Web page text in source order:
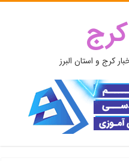
کرج و استان البرز